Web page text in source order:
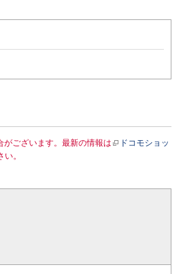
ございます。最新の情報は
ドコモショッ
。